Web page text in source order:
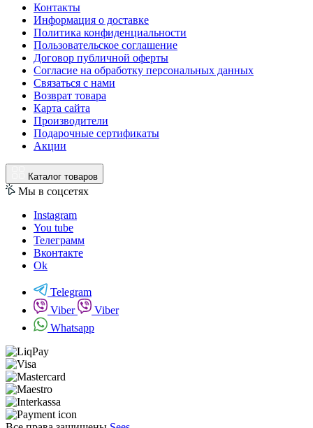
Контакты
Информация о доставке
Политика конфиденциальности
Пользовательское соглашение
Договор публичной оферты
Согласие на обработку персональных данных
Связаться с нами
Возврат товара
Карта сайта
Производители
Подарочные сертификаты
Акции
Каталог товаров
Мы в соцсетях
Instagram
You tube
Телеграмм
Вконтакте
Ok
Telegram
Viber
Viber
Whatsapp